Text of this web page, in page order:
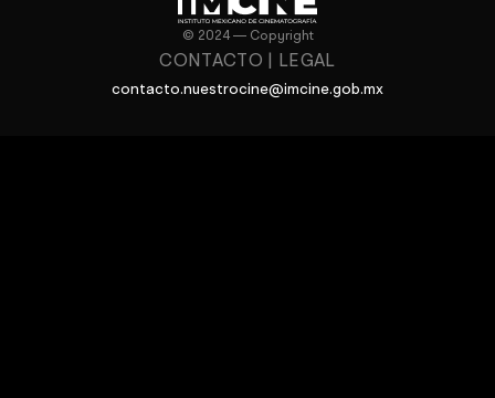
© 2024 — Copyright
CONTACTO LEGAL
contacto.nuestrocine@imcine.gob.mx